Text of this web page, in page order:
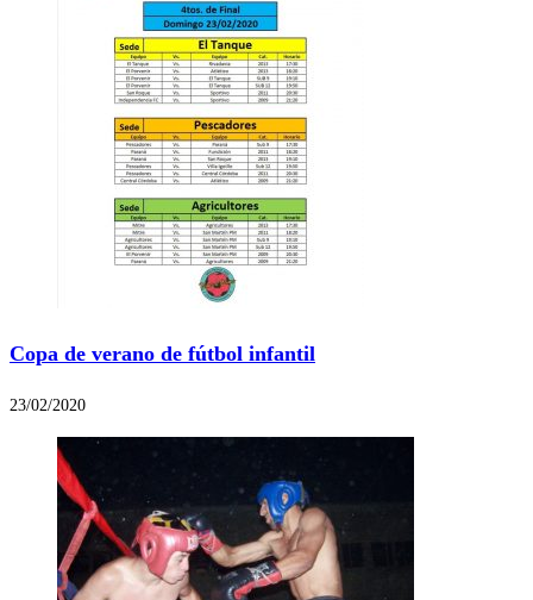
Copa de verano de fútbol infantil
23/02/2020